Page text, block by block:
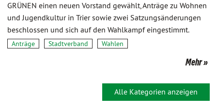
GRÜNEN einen neuen Vorstand gewählt, Anträge zu Wohnen
und Jugendkultur in Trier sowie zwei Satzungsänderungen
beschlossen und sich auf den Wahlkampf eingestimmt.
Anträge Stadtverband Wahlen
Mehr
Alle Kategorien anzeigen